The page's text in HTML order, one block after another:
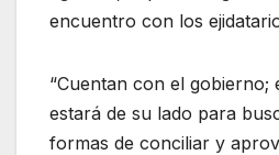
encuentro con los
“Cuentan con el gobierno;
estará de su lado para
formas de conciliar y